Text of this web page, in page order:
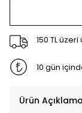
150 TL
10 gün
Ürün